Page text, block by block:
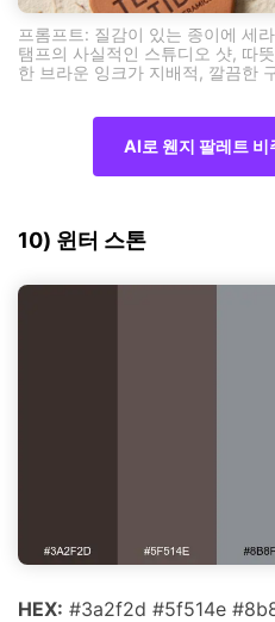
프롬프트: 질감이 있는 종이에 세
탬프의 사실적인 스튜디오 샷, 따
한 브라운 잉크가 지배적, 깔끔한
AI로 웬지 팔레트 비
10) 윈터 스톤
HEX: #3a2f2d #5f514e